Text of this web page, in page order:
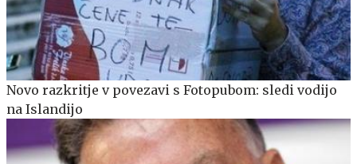
Novo razkritje v povezavi s Fotopubom: sledi vodijo
na Islandijo